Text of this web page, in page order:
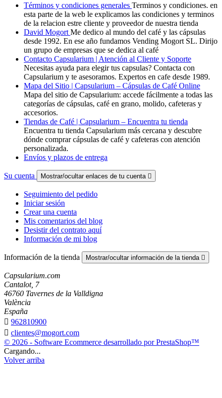
Términos y condiciones generales Terminos y condiciones. en
esta parte de la web le explicamos las condiciones y terminos
de la relacion estre cliente y proveedor de nuestra tienda
David Mogort Me dedico al mundo del café y las cápsulas
desde 1992. En ese año fundamos Vending Mogort SL. Dirijo
un grupo de empresas que se dedica al café
Contacto Capsularium | Atención al Cliente y Soporte
Necesitas ayuda para elegir tus capsulas? Contacta con
Capsularium y te asesoramos. Expertos en cafe desde 1989.
Mapa del Sitio | Capsularium – Cápsulas de Café Online
Mapa del sitio de Capsularium: accede fácilmente a todas las
categorías de cápsulas, café en grano, molido, cafeteras y
accesorios.
Tiendas de Café | Capsularium – Encuentra tu tienda
Encuentra tu tienda Capsularium más cercana y descubre
dónde comprar cápsulas de café y cafeteras con atención
personalizada.
Envíos y plazos de entrega
Su cuenta Mostrar/ocultar enlaces de tu cuenta 
Seguimiento del pedido
Iniciar sesión
Crear una cuenta
Mis comentarios del blog
Desistir del contrato aquí
Información de mi blog
Información de la tienda Mostrar/ocultar información de la tienda 
Capsularium.com
Cantalot, 7
46760 Tavernes de la Valldigna
València
España
 962810900
 clientes@mogort.com
© 2026 - Software Ecommerce desarrollado por PrestaShop™
Cargando...
Volver arriba